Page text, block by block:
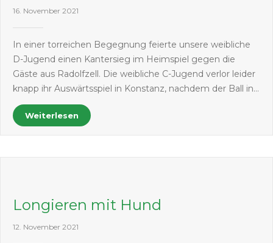
16. November 2021
In einer torreichen Begegnung feierte unsere weibliche
D-Jugend einen Kantersieg im Heimspiel gegen die
Gäste aus Radolfzell. Die weibliche C-Jugend verlor leider
knapp ihr Auswärtsspiel in Konstanz, nachdem der Ball in…
Weiterlesen
Longieren mit Hund
12. November 2021